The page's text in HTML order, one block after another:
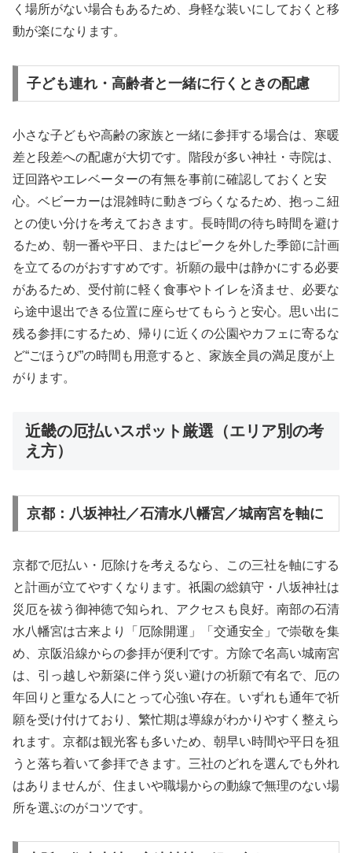
く場所がない場合もあるため、身軽な装いにしておくと移
動が楽になります。
子ども連れ・高齢者と一緒に行くときの配慮
小さな子どもや高齢の家族と一緒に参拝する場合は、寒暖
差と段差への配慮が大切です。階段が多い神社・寺院は、
迂回路やエレベーターの有無を事前に確認しておくと安
心。ベビーカーは混雑時に動きづらくなるため、抱っこ紐
との使い分けを考えておきます。長時間の待ち時間を避け
るため、朝一番や平日、またはピークを外した季節に計画
を立てるのがおすすめです。祈願の最中は静かにする必要
があるため、受付前に軽く食事やトイレを済ませ、必要な
ら途中退出できる位置に座らせてもらうと安心。思い出に
残る参拝にするため、帰りに近くの公園やカフェに寄るな
ど“ごほうび”の時間も用意すると、家族全員の満足度が上
がります。
近畿の厄払いスポット厳選（エリア別の考
え方）
京都：八坂神社／石清水八幡宮／城南宮を軸に
京都で厄払い・厄除けを考えるなら、この三社を軸にする
と計画が立てやすくなります。祇園の総鎮守・八坂神社は
災厄を祓う御神徳で知られ、アクセスも良好。南部の石清
水八幡宮は古来より「厄除開運」「交通安全」で崇敬を集
め、京阪沿線からの参拝が便利です。方除で名高い城南宮
は、引っ越しや新築に伴う災い避けの祈願で有名で、厄の
年回りと重なる人にとって心強い存在。いずれも通年で祈
願を受け付けており、繁忙期は導線がわかりやすく整えら
れます。京都は観光客も多いため、朝早い時間や平日を狙
うと落ち着いて参拝できます。三社のどれを選んでも外れ
はありませんが、住まいや職場からの動線で無理のない場
所を選ぶのがコツです。